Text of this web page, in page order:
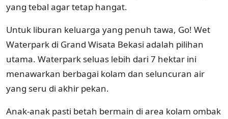
yang tebal agar tetap hangat.
Untuk liburan keluarga yang penuh tawa, Go! Wet
Waterpark di Grand Wisata Bekasi adalah pilihan
utama. Waterpark seluas lebih dari 7 hektar ini
menawarkan berbagai kolam dan seluncuran air
yang seru di akhir pekan.
Anak-anak pasti betah bermain di area kolam ombak